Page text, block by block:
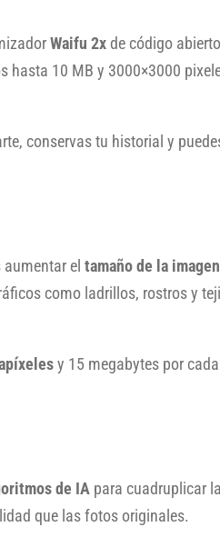
Waifu 2xde código
10 MB y 3000×3000
conservas tu historial y
aumentar eltamaño de la imagen
como ladrillos, rostros y
y 15 megabytes por
de IA para cuadruplicar
que las fotos originales.